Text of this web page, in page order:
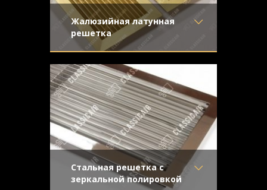
Жалюзийная латунная
решетка
Материал- Латунь
Отделка- Шлифованная
латунь
Узор-
Конструкция- Жалюзи
производстве и обработке, что
превращает ее не только в изысканный
Стальная решетка с
зеркальной полировкой